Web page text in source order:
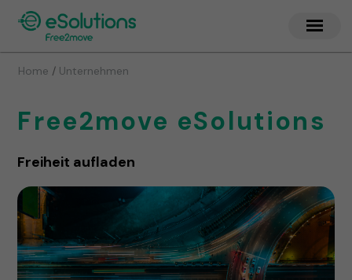
Home / Unternehmen
Free2move eSolutions
Freiheit aufladen